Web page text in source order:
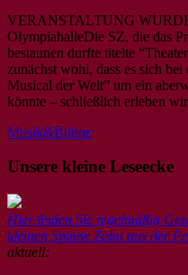
VERANSTALTUNG
OlympiahalleDie SZ, die das
bestaunen durfte titelte
zunächst wohl, dass es sich
Musical der Welt” um ein
könnte – schließlich erleben
Musik&Bühne
Unsere kleine Leseecke
Hier finden Sie regelmäßig
kleinen Spinne Zoba aus der
aktuell: